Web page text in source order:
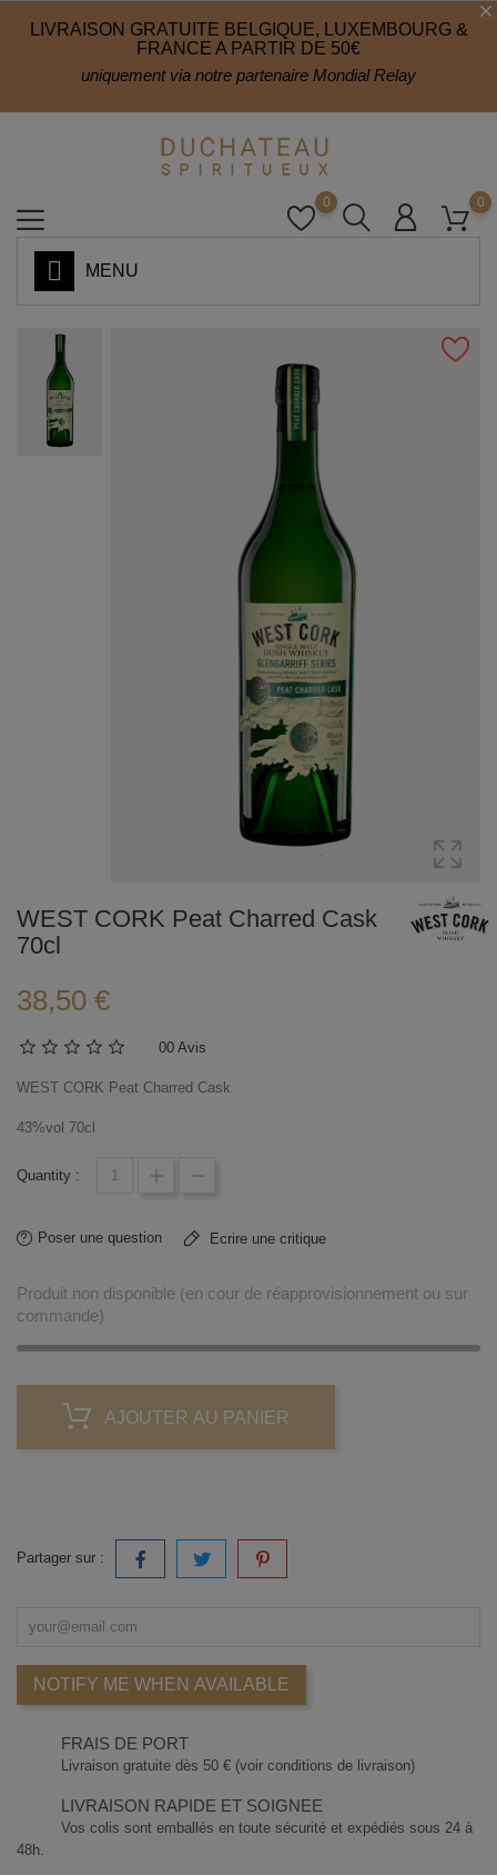
LIVRAISON GRATUITE BELGIQUE, LUXEMBOURG &
FRANCE A PARTIR DE 50€
uniquement via notre partenaire Mondial Relay
0
0
MENU
WEST CORK Peat Charred Cask
70cl
38,50 €
00 Avis
WEST CORK Peat Charred Cask
43%vol 70cl
Quantity :
Poser une question Ecrire une critique
Produit non disponible (en cour de réapprovisionnement ou sur
commande)
AJOUTER AU PANIER
Partager sur :
NOTIFY ME WHEN AVAILABLE
FRAIS DE PORT
Livraison gratuite dès 50 € (voir conditions de livraison)
LIVRAISON RAPIDE ET SOIGNEE
Vos colis sont emballés en toute sécurité et expédiés sous 24 à
48h.